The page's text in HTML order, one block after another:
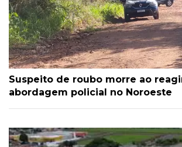
Suspeito de roubo morre ao
abordagem policial no Noroeste